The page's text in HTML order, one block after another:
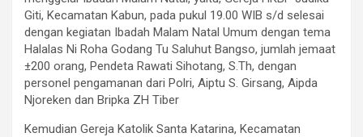
Giti, Kecamatan Kabun, pada pukul 19.00 WIB s/d selesai
dengan kegiatan Ibadah Malam Natal Umum dengan tema
Halalas Ni Roha Godang Tu Saluhut Bangso, jumlah jemaat
±200 orang, Pendeta Rawati Sihotang, S.Th, dengan
personel pengamanan dari Polri, Aiptu S. Girsang, Aipda
Njoreken dan Bripka ZH Tiber
Kemudian Gereja Katolik Santa Katarina, Kecamatan